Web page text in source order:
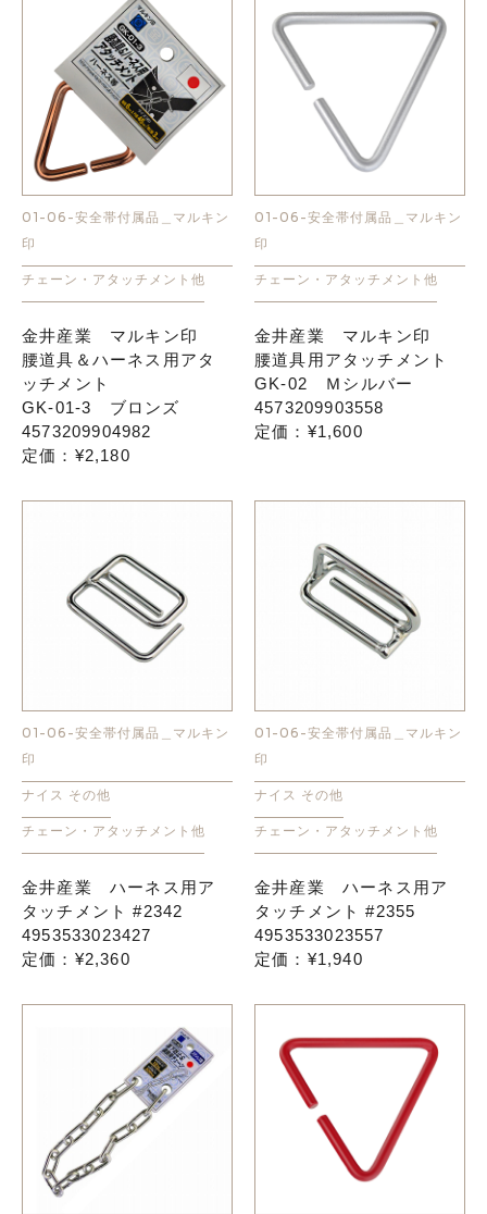
01-06-安全帯付属品＿マルキン
印
チェーン・アタッチメント他
金井産業 マルキン印
腰道具＆ハーネス用アタ
ッチメント
GK-01-3 ブロンズ
4573209904982
定価：¥2,180
01-06-安全帯付属品＿マルキン
印
チェーン・アタッチメント他
金井産業 マルキン印
腰道具用アタッチメント
GK-02 Ｍシルバー
4573209903558
定価：¥1,600
01-06-安全帯付属品＿マルキン
印
ナイス その他
チェーン・アタッチメント他
金井産業 ハーネス用ア
タッチメント #2342
4953533023427
定価：¥2,360
01-06-安全帯付属品＿マルキン
印
ナイス その他
チェーン・アタッチメント他
金井産業 ハーネス用ア
タッチメント #2355
4953533023557
定価：¥1,940